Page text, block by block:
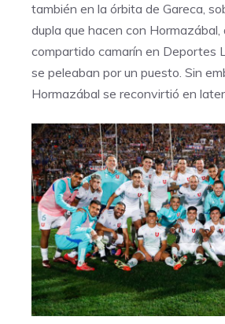
también en la órbita de Gareca,
dupla que hacen con Hormazábal,
compartido camarín en Deportes
se peleaban por un puesto. Sin
Hormazábal se reconvirtió en